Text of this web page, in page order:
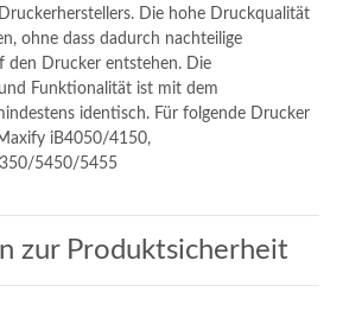
Die hohe Druckqualität
ohne dass dadurch nachteilige
den Drucker entstehen. Die
Funktionalität ist mit dem
identisch. Für folgende Drucker
iB4050/4150,
5450/5455
zur Produktsicherheit